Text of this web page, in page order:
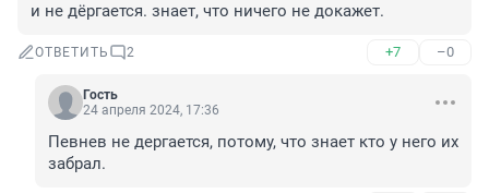
и не дёргается. знает, что ничего не докажет.
ОТВЕТИТЬ 2 +7 –0
Гость
24 апреля 2024, 17:36
Певнев не дергается, потому, что знает кто у него их
забрал.